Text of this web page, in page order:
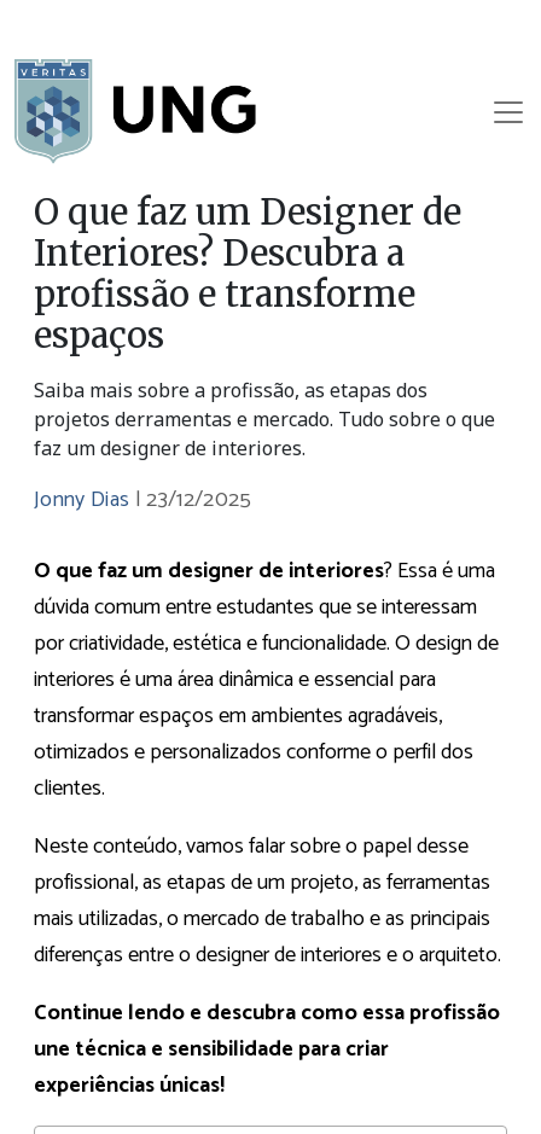
O que faz um Designer de
Interiores? Descubra a
profissão e transforme
espaços
Saiba mais sobre a profissão, as etapas dos
projetos derramentas e mercado. Tudo sobre o que
faz um designer de interiores.
Jonny Dias |23/12/2025
O que faz um designer de interiores? Essa é uma
dúvida comum entre estudantes que se interessam
por criatividade, estética e funcionalidade. O design de
interiores é uma área dinâmica e essencial para
transformar espaços em ambientes agradáveis,
otimizados e personalizados conforme o perfil dos
clientes.
Neste conteúdo, vamos falar sobre o papel desse
profissional, as etapas de um projeto, as ferramentas
mais utilizadas, o mercado de trabalho e as principais
diferenças entre o designer de interiores e o arquiteto.
Continue lendo e descubra como essa profissão
une técnica e sensibilidade para criar
experiências únicas!